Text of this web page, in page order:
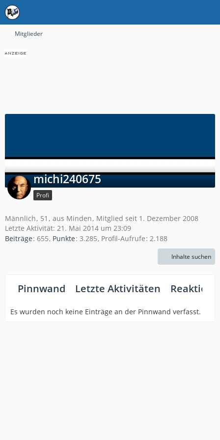
Mitglieder
michi240675
Profi
Männlich 51 aus Minden Mitglied seit 1. Dezember 2008
Letzte Aktivität: 21. Mai 2014 um 23:09
Beiträge 655 Punkte 3.285 Profil-Aufrufe 2.188
Inhalte suchen
Pinnwand Letzte Aktivitäten
Es wurden noch keine Einträge an der Pinnwand verfasst.